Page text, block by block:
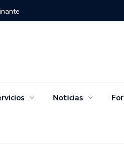
Noticias